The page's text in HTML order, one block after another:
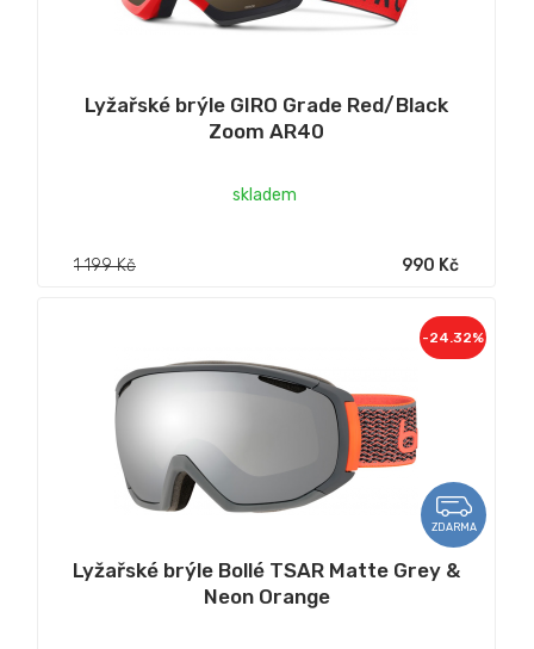
Lyžařské brýle GIRO Grade Red/Black
Zoom AR40
skladem
1 199 Kč 990 Kč
ZDARMA
-24.32%
Lyžařské brýle Bollé TSAR Matte Grey &
Neon Orange